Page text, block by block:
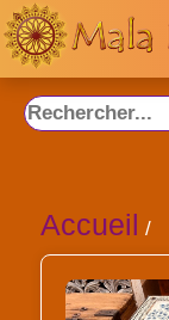
Accueil /